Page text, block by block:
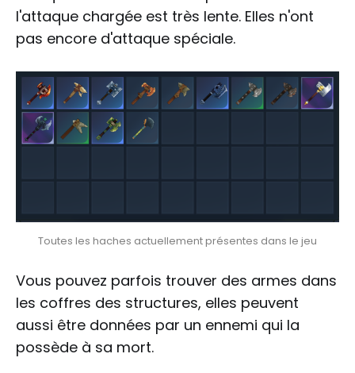
l'attaque chargée est très lente. Elles n'ont
pas encore d'attaque spéciale.
Toutes les haches actuellement présentes dans le jeu
Vous pouvez parfois trouver des armes dans
les coffres des structures, elles peuvent
aussi être données par un ennemi qui la
possède à sa mort.